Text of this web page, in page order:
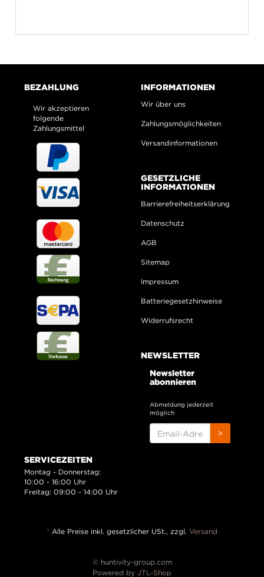
BEZAHLUNG
Wir akzeptieren
folgende
Zahlungsmittel
INFORMATIONEN
Wir über uns
Zahlungsmöglichkeiten
Versandinformationen
GESETZLICHE
INFORMATIONEN
Barrierefreiheitserklärung
Datenschutz
AGB
Sitemap
Impressum
Batteriegesetzhinweise
Widerrufsrecht
NEWSLETTER
Newsletter
abonnieren
Abmeldung jederzeit
möglich
ADRESSE
>
SERVICEZEITEN
Montag - Donnerstag:
10:00 - 16:00 Uhr
Freitag: 09:00 - 14:00 Uhr
* Alle Preise inkl. gesetzlicher USt., zzgl. Versand
© huntivity-group.com
Powered by JTL-Shop